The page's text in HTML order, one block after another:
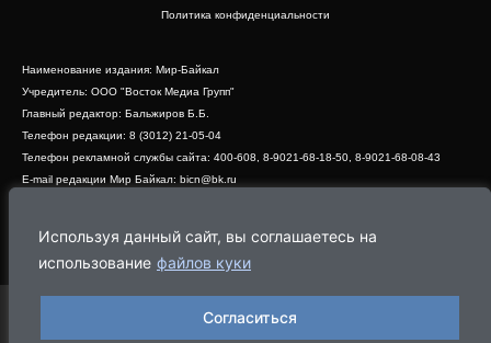
Используя данный сайт, вы соглашаетесь на
использование файлов куки
Согласиться
Политика конфиденциальности
Наименование издания: Мир-Байкал
Учредитель: ООО "Восток Медиа Групп"
Главный редактор: Бальжиров Б.Б.
Телефон редакции: 8 (3012) 21-05-04
Телефон рекламной службы сайта: 400-608, 8-9021-68-18-50, 8-9021-68-08-43
E-mail редакции Мир Байкал: bicn@bk.ru
Адрес редакции: 670000, г. Улан-Удэ, ул. Профсоюзная, дом 44, офис 1